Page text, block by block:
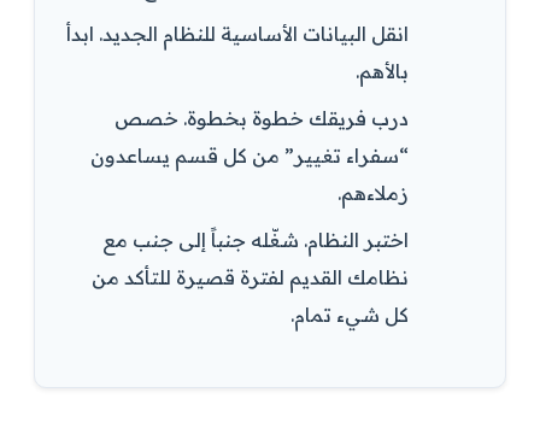
انقل البيانات الأساسية للنظام الجديد. ابدأ
بالأهم.
درب فريقك خطوة بخطوة. خصص
“سفراء تغيير” من كل قسم يساعدون
زملاءهم.
اختبر النظام. شغّله جنباً إلى جنب مع
نظامك القديم لفترة قصيرة للتأكد من
كل شيء تمام.